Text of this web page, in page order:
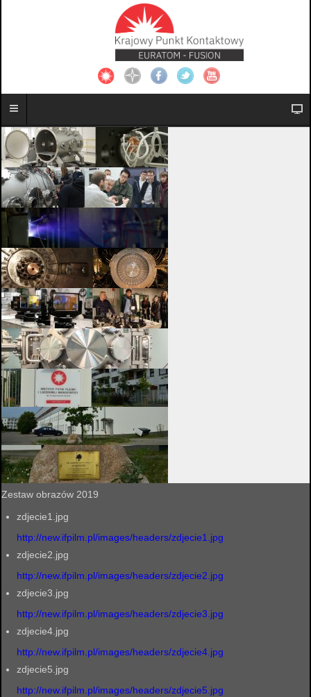
Zestaw obrazów 2019
zdjecie1.jpg
http://new.ifpilm.pl/images/headers/zdjecie1.jpg
zdjecie2.jpg
http://new.ifpilm.pl/images/headers/zdjecie2.jpg
zdjecie3.jpg
http://new.ifpilm.pl/images/headers/zdjecie3.jpg
zdjecie4.jpg
http://new.ifpilm.pl/images/headers/zdjecie4.jpg
zdjecie5.jpg
http://new.ifpilm.pl/images/headers/zdjecie5.jpg